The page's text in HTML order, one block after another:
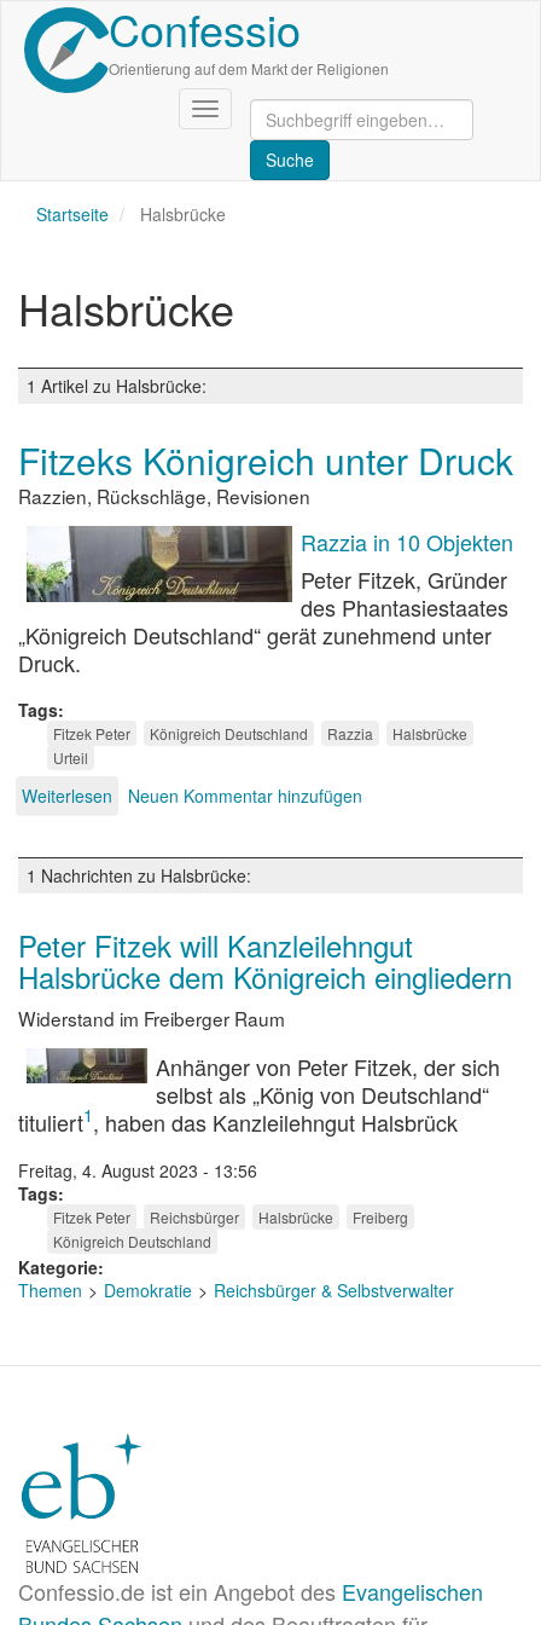
Direkt
zum
Inhalt
Confessio
Orientierung auf dem Markt der Religionen
Navigation
aktivieren/deaktivieren
Startseite Halsbrücke
Halsbrücke
1 Artikel zu Halsbrücke:
Fitzeks Königreich unter Druck
Razzien, Rückschläge, Revisionen
Razzia in 10 Objekten
Peter Fitzek, Gründer
des Phantasiestaates
„Königreich Deutschland“ gerät zunehmend unter
Druck.
Tags
Fitzek Peter Königreich Deutschland Razzia
Halsbrücke
Urteil
Weiterlesen über
unter
Druck
Neuen Kommentar hinzufügen
1 Nachrichten zu Halsbrücke:
Peter Fitzek will Kanzleilehngut
Halsbrücke dem Königreich eingliedern
Widerstand im Freiberger Raum
Anhänger von Peter Fitzek, der sich
selbst als „König von Deutschland“
tituliert1, haben das Kanzleilehngut Halsbrück
Freitag, 4. August 2023 - 13:56
Tags
Fitzek Peter Reichsbürger Halsbrücke
Freiberg
Königreich Deutschland
Kategorie
Themen
Demokratie Reichsbürger & Selbstverwalter
Confessio.de ist ein Angebot des Evangelischen